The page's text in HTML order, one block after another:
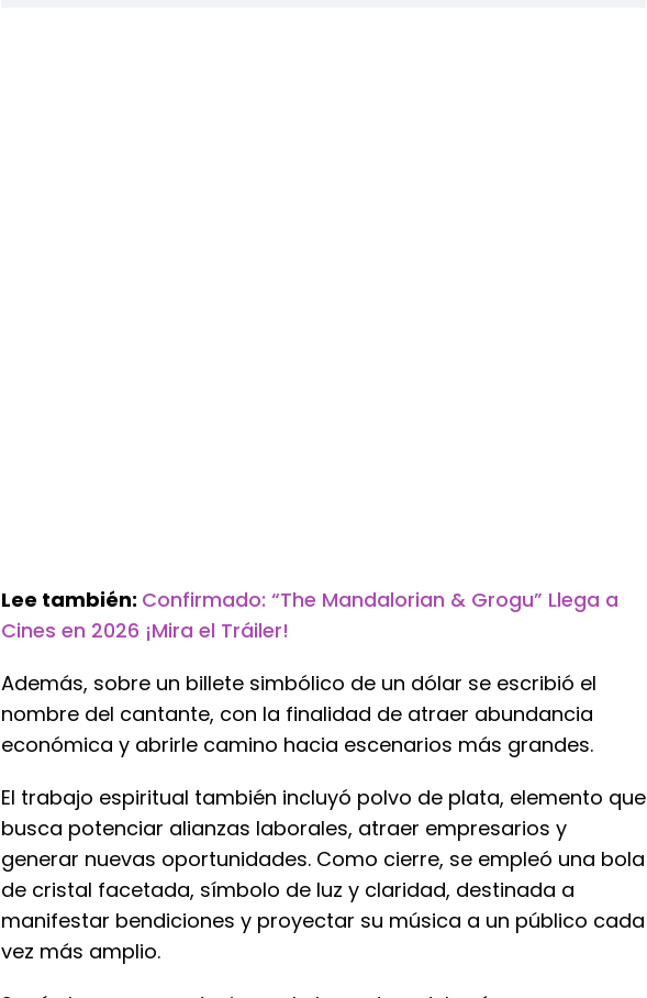
Lee también: Confirmado: “The Mandalorian & Grogu” Llega a
Cines en 2026 ¡Mira el Tráiler!
Además, sobre un billete simbólico de un dólar se escribió el
nombre del cantante, con la finalidad de atraer abundancia
económica y abrirle camino hacia escenarios más grandes.
El trabajo espiritual también incluyó polvo de plata, elemento que
busca potenciar alianzas laborales, atraer empresarios y
generar nuevas oportunidades. Como cierre, se empleó una bola
de cristal facetada, símbolo de luz y claridad, destinada a
manifestar bendiciones y proyectar su música a un público cada
vez más amplio.